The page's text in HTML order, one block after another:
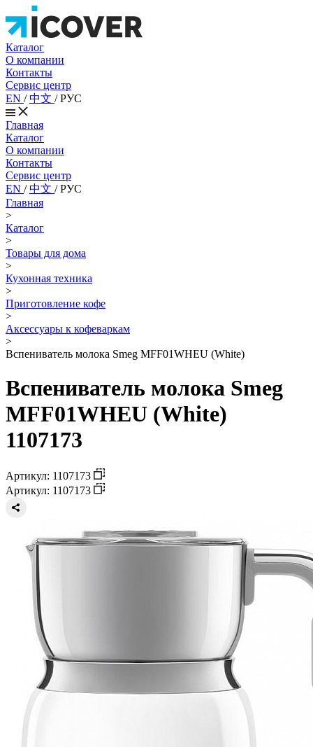
Каталог
О компании
Контакты
Сервис центр
EN /中文 /РУС
Главная
Каталог
О компании
Контакты
Сервис центр
EN /中文 /РУС
Главная
>
Каталог
>
Товары для дома
>
Кухонная техника
>
Приготовление кофе
>
Аксессуары к кофеваркам
>
Вспениватель молока Smeg MFF01WHEU (White)
Вспениватель молока Smeg
MFF01WHEU (White)
1107173
Артикул: 1107173
Артикул: 1107173